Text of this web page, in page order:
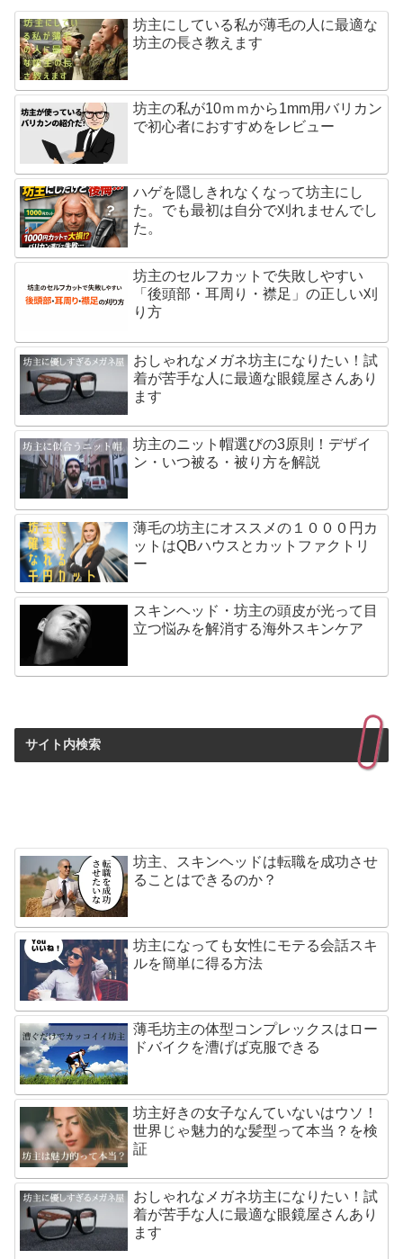
坊主にしている私が薄毛の人に最適な
坊主の長さ教えます
坊主の私が10ｍｍから1mm用バリカン
で初心者におすすめをレビュー
ハゲを隠しきれなくなって坊主にし
た。でも最初は自分で刈れませんでし
た。
坊主のセルフカットで失敗しやすい
「後頭部・耳周り・襟足」の正しい刈
り方
おしゃれなメガネ坊主になりたい！試
着が苦手な人に最適な眼鏡屋さんあり
ます
坊主のニット帽選びの3原則！デザイ
ン・いつ被る・被り方を解説
薄毛の坊主にオススメの１０００円カ
ットはQBハウスとカットファクトリ
ー
スキンヘッド・坊主の頭皮が光って目
立つ悩みを解消する海外スキンケア
サイト内検索
坊主、スキンヘッドは転職を成功させ
ることはできるのか？
坊主になっても女性にモテる会話スキ
ルを簡単に得る方法
薄毛坊主の体型コンプレックスはロー
ドバイクを漕げば克服できる
坊主好きの女子なんていないはウソ！
世界じゃ魅力的な髪型って本当？を検
証
おしゃれなメガネ坊主になりたい！試
着が苦手な人に最適な眼鏡屋さんあり
ます